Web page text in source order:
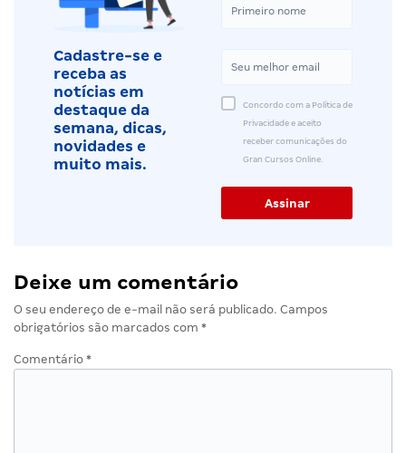
Cadastre-se e
receba as
notícias em
destaque da
semana, dicas,
novidades e
muito mais.
Concordo com a Política de
Privacidade e aceito
receber comunicações do
Gran Cursos Online.
Deixe um comentário
O seu endereço de e-mail não será publicado. Campos
obrigatórios são marcados com *
Comentário *